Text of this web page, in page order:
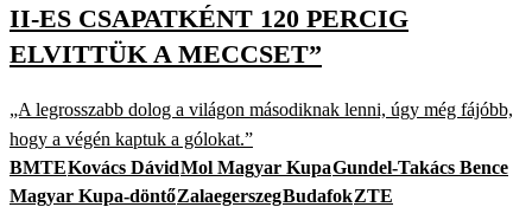
II-ES CSAPATKÉNT 120 PERCIG
ELVITTÜK A MECCSET”
„A legrosszabb dolog a világon másodiknak lenni, úgy még fájóbb,
hogy a végén kaptuk a gólokat.”
BMTEKovács DávidMol Magyar KupaGundel-Takács Bence
Magyar Kupa-döntőZalaegerszegBudafokZTE